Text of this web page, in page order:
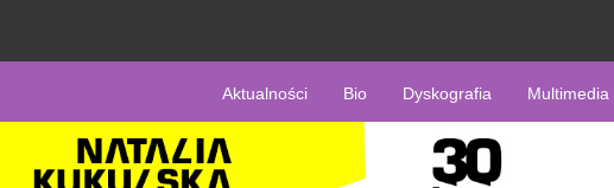
Aktualności Bio Dyskografia Multimedia